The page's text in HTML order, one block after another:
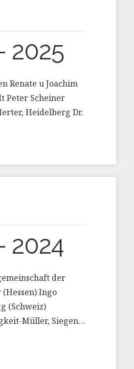
2025
Renate u Joachim
Peter Scheiner
Heidelberg Dr.
2024
der
Ingo
(Schweiz)
Müller, Siegen…